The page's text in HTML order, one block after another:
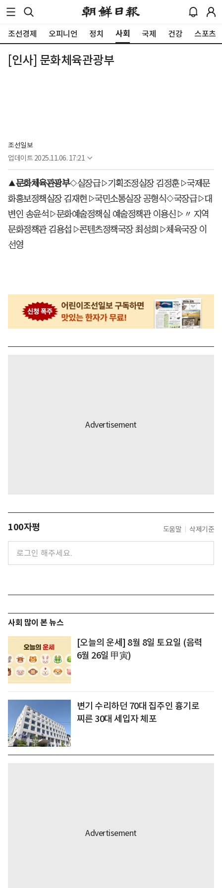
조선경제 오피니언 정치 사회 국제 건강 스포츠
[인사] 문화체육관광부
조선일보
업데이트 2025.11.06. 17:21
▲문화체육관광부◇실장급▷기획조정실장 김정훈▷국제문
화홍보정책실장 김재현▷국민소통실장 공형식◇국장급▷대
변인 송윤석▷문화예술정책실 예술정책관 이용신▷〃 지역
문화정책관 김용섭▷콘텐츠정책국장 최성희▷체육국장 이
선영
100자평 도움말 삭제기준
사회 많이 본 뉴스
[오늘의 운세] 8월 8일 토요일 (음력
6월 26일 甲寅)
변기 수리하던 70대 집주인 흉기로
찌른 30대 세입자 체포